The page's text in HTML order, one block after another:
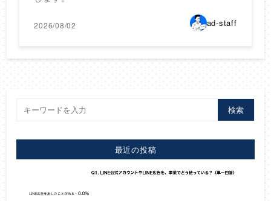
2026/08/02 ad-staff
検索
最近の投稿